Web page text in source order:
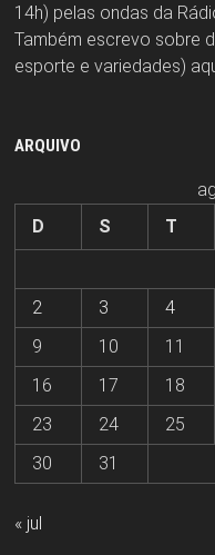
14h) pelas ondas da
Também escrevo sobre
esporte e variedades)
ARQUIVO
D
S T
2
3 4
9
10 11
16
17 18
23
24 25
30
31
« jul